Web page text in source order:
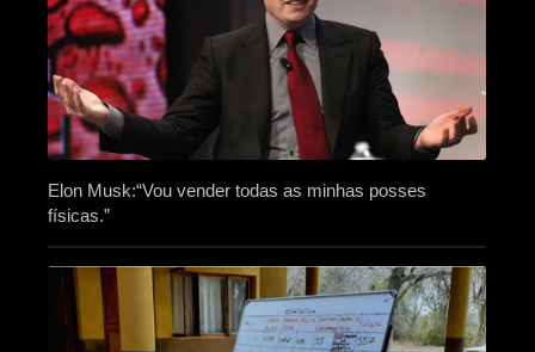
Elon Musk:“Vou vender todas as minhas posses
físicas.”